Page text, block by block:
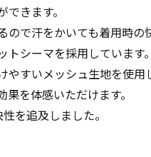
きます。
で汗をかいても着用時の
トシーマを採用しています
やすいメッシュ生地を使用
を体感いただけます。
を追及しました。